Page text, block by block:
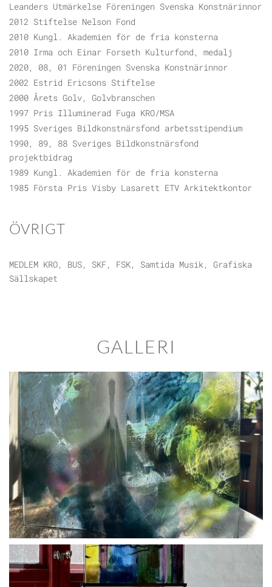
Leanders Utmärkelse Föreningen Svenska Konstnärinnor
2012 Stiftelse Nelson Fond
2010 Kungl. Akademien för de fria konsterna
2010 Irma och Einar Forseth Kulturfond, medalj
2020, 08, 01 Föreningen Svenska Konstnärinnor
2002 Estrid Ericsons Stiftelse
2000 Årets Golv, Golvbranschen
1997 Pris Illuminerad Fuga KRO/MSA
1995 Sveriges Bildkonstnärsfond arbetsstipendium
1990, 89, 88 Sveriges Bildkonstnärsfond
projektbidrag
1989 Kungl. Akademien för de fria konsterna
1985 Första Pris Visby Lasarett ETV Arkitektkontor
ÖVRIGT
MEDLEM KRO, BUS, SKF, FSK, Samtida Musik, Grafiska
Sällskapet
GALLERI
BLÄDDRA I GALLERI